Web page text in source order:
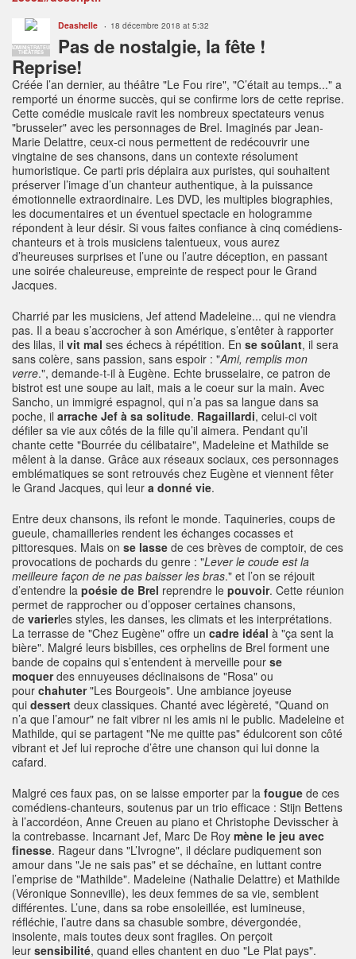
ADMINISTRATEUR
THÉÂTRES
Deashelle 18 décembre 2018 at 5:32
Pas de nostalgie, la fête !
Reprise!
Créée l’an dernier, au théâtre "Le Fou rire", "C’était au temps..." a
remporté un énorme succès, qui se confirme lors de cette reprise.
Cette comédie musicale ravit les nombreux spectateurs venus
"brusseler" avec les personnages de Brel. Imaginés par Jean-
Marie Delattre, ceux-ci nous permettent de redécouvrir une
vingtaine de ses chansons, dans un contexte résolument
humoristique. Ce parti pris déplaira aux puristes, qui souhaitent
préserver l’image d’un chanteur authentique, à la puissance
émotionnelle extraordinaire. Les DVD, les multiples biographies,
les documentaires et un éventuel spectacle en hologramme
répondent à leur désir. Si vous faites confiance à cinq comédiens-
chanteurs et à trois musiciens talentueux, vous aurez
d’heureuses surprises et l’une ou l’autre déception, en passant
une soirée chaleureuse, empreinte de respect pour le Grand
Jacques.
Charrié par les musiciens, Jef attend Madeleine... qui ne viendra
pas. Il a beau s’accrocher à son Amérique, s’entêter à rapporter
des lilas, il vit mal ses échecs à répétition. En se soûlant, il sera
sans colère, sans passion, sans espoir : "Ami, remplis mon
verre.", demande-t-il à Eugène. Echte brusselaire, ce patron de
bistrot est une soupe au lait, mais a le coeur sur la main. Avec
Sancho, un immigré espagnol, qui n’a pas sa langue dans sa
poche, il arrache Jef à sa solitude. Ragaillardi, celui-ci voit
défiler sa vie aux côtés de la fille qu’il aimera. Pendant qu’il
chante cette "Bourrée du célibataire", Madeleine et Mathilde se
mêlent à la danse. Grâce aux réseaux sociaux, ces personnages
emblématiques se sont retrouvés chez Eugène et viennent fêter
le Grand Jacques, qui leur a donné vie.
Entre deux chansons, ils refont le monde. Taquineries, coups de
gueule, chamailleries rendent les échanges cocasses et
pittoresques. Mais on se lasse de ces brèves de comptoir, de ces
provocations de pochards du genre : "Lever le coude est la
meilleure façon de ne pas baisser les bras." et l’on se réjouit
d’entendre la poésie de Brel reprendre le pouvoir. Cette réunion
permet de rapprocher ou d’opposer certaines chansons,
de varierles styles, les danses, les climats et les interprétations.
La terrasse de "Chez Eugène" offre un cadre idéal à "ça sent la
bière". Malgré leurs bisbilles, ces orphelins de Brel forment une
bande de copains qui s’entendent à merveille pour se
moquer des ennuyeuses déclinaisons de "Rosa" ou
pour chahuter "Les Bourgeois". Une ambiance joyeuse
qui dessert deux classiques. Chanté avec légèreté, "Quand on
n’a que l’amour" ne fait vibrer ni les amis ni le public. Madeleine et
Mathilde, qui se partagent "Ne me quitte pas" édulcorent son côté
vibrant et Jef lui reproche d’être une chanson qui lui donne la
cafard.
Malgré ces faux pas, on se laisse emporter par la fougue de ces
comédiens-chanteurs, soutenus par un trio efficace : Stijn Bettens
à l’accordéon, Anne Creuen au piano et Christophe Devisscher à
la contrebasse. Incarnant Jef, Marc De Roy mène le jeu avec
finesse. Rageur dans "L’Ivrogne", il déclare pudiquement son
amour dans "Je ne sais pas" et se déchaîne, en luttant contre
l’emprise de "Mathilde". Madeleine (Nathalie Delattre) et Mathilde
(Véronique Sonneville), les deux femmes de sa vie, semblent
différentes. L’une, dans sa robe ensoleillée, est lumineuse,
réfléchie, l’autre dans sa chasuble sombre, dévergondée,
insolente, mais toutes deux sont fragiles. On perçoit
leur sensibilité, quand elles chantent en duo "Le Plat pays".